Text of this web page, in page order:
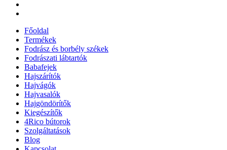
Főoldal
Termékek
Fodrász és borbély székek
Fodrászati lábtartók
Babafejek
Hajszárítók
Hajvágók
Hajvasalók
Hajgöndörítők
Kiegészítők
4Rico bútorok
Szolgáltatások
Blog